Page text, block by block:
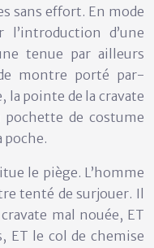
sans effort. En mode
d’une
tenue par ailleurs
montre porté par-
la pointe de la cravate
de costume
le piège. L’homme
tenté de surjouer. Il
mal nouée, ET
ET le col de chemise